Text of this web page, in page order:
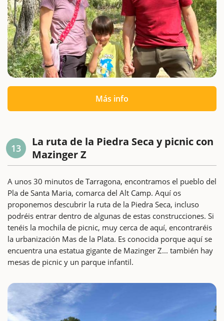
Más info
13
La ruta de la Piedra Seca y picnic con
Mazinger Z
A unos 30 minutos de Tarragona, encontramos el pueblo del
Pla de Santa Maria, comarca del Alt Camp. Aquí os
proponemos descubrir la ruta de la Piedra Seca, incluso
podréis entrar dentro de algunas de estas construcciones. Si
tenéis la mochila de picnic, muy cerca de aquí, encontraréis
la urbanización Mas de la Plata. Es conocida porque aquí se
encuentra una estatua gigante de Mazinger Z... también hay
mesas de picnic y un parque infantil.